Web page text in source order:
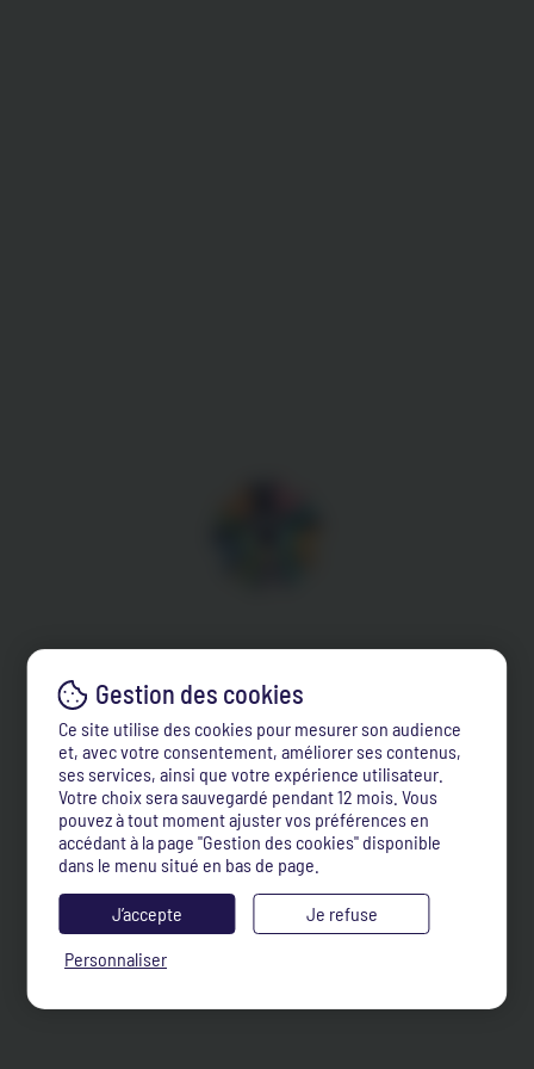
Ce site utilise des cookies pour mesurer son audience
et, avec votre consentement, améliorer ses contenus,
ses services, ainsi que votre expérience utilisateur.
Votre choix sera sauvegardé pendant 12 mois. Vous
pouvez à tout moment ajuster vos préférences en
accédant à la page "Gestion des cookies" disponible
dans le menu situé en bas de page.
J’accepte
Je refuse
Personnaliser